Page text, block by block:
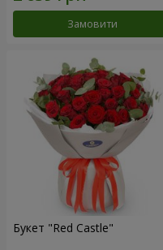
Замовити
Букет "Red Castle"